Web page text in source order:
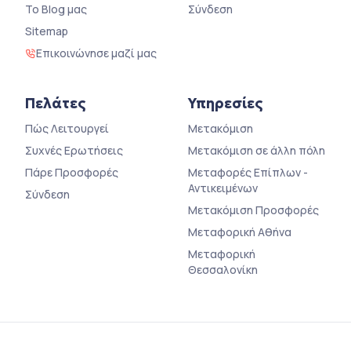
Το Blog μας
Sitemap
Επικοινώνησε μαζί μας
Σύνδεση
Πελάτες
Πώς Λειτουργεί
Συχνές Ερωτήσεις
Πάρε Προσφορές
Σύνδεση
Υπηρεσίες
Μετακόμιση
Μετακόμιση σε άλλη πόλη
Μεταφορές Επίπλων -
Αντικειμένων
Μετακόμιση Προσφορές
Μεταφορική Αθήνα
Μεταφορική
Θεσσαλονίκη